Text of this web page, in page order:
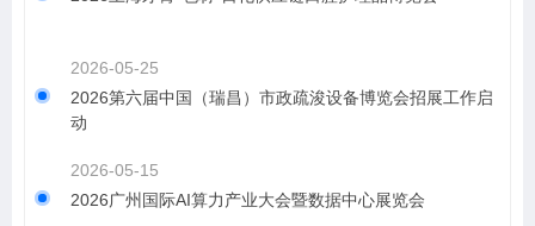
2026-05-25
2026第六届中国（瑞昌）市政疏浚设备博览会招展工作启
动
2026-05-15
2026广州国际AI算力产业大会暨数据中心展览会